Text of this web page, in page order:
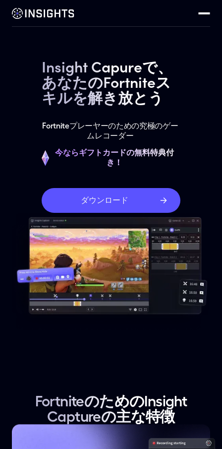
Insight Capureで、
あなたのFortniteス
キルを解き放とう
Fortniteプレーヤーのための究極のゲー
ムレコーダー
今ならギフトカードの無料特典付
き！
ダウンロード
FortniteのためのInsight
Captureの主な特徴